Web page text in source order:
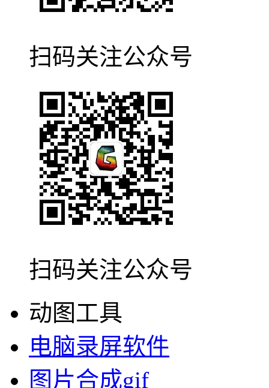
扫码关注公众号
扫码关注公众号
动图工具
电脑录屏软件
图片合成gif